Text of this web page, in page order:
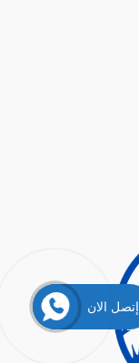
إتصل الان